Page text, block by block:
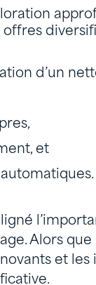
d’un
et
Alors que
et